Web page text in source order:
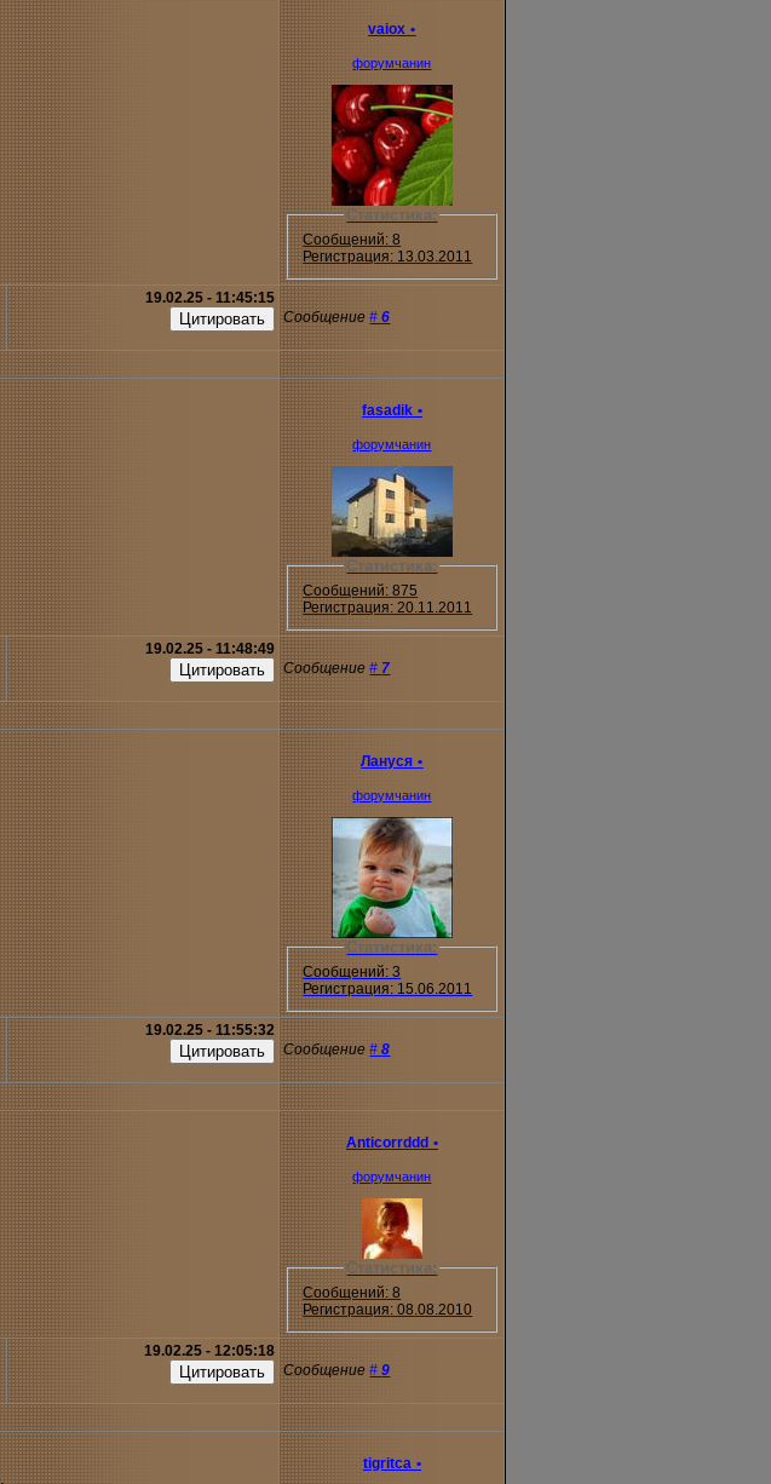
vaiox •
форумчанин
Статистика:
Сообщений: 8
Регистрация: 13.03.2011
19.02.25 - 11:45:15
Сообщение#6
fasadik •
форумчанин
Статистика:
Сообщений: 875
Регистрация: 20.11.2011
19.02.25 - 11:48:49
Сообщение# 7
Лануся •
форумчанин
Статистика:
Сообщений: 3
Регистрация: 15.06.2011
19.02.25 - 11:55:32
Сообщение#8
Anticorrddd •
форумчанин
Статистика:
Сообщений: 8
Регистрация: 08.08.2010
19.02.25 - 12:05:18
Сообщение#9
tigritca •